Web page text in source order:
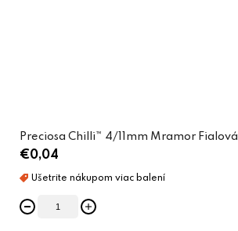
Preciosa Chilli™ 4/11mm Mramor Fialová
€0,04